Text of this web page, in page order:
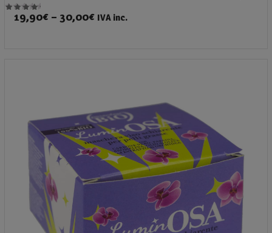
Valutato
su 5
19,90€ – 30,00€ IVA inc.